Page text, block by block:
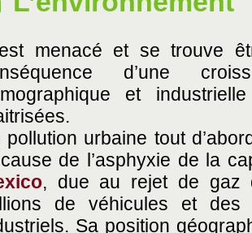
menacé et se trouve
d’une
et
pollution urbaine tout
de l’asphyxie de la
, due au rejet de gaz
de véhicules et des
Sa position